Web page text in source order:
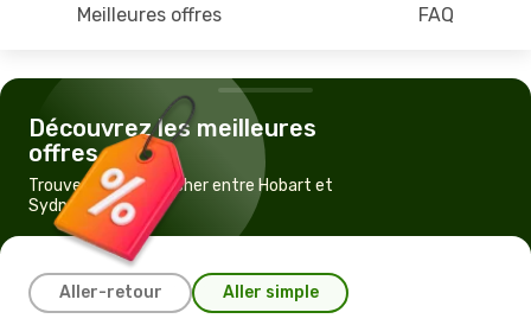
Meilleures offres FAQ
Découvrez les meilleures
offres
Trouvez un vol pas cher entre Hobart et
Sydney
Aller-retour Aller simple